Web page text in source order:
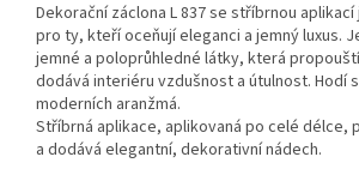
Dekorační záclona L 837 se stříbrnou
pro ty, kteří oceňují eleganci a jemný luxus.
jemné a poloprůhledné látky, která
dodává interiéru vzdušnost a útulnost. Hodí
moderních aranžmá.
Stříbrná aplikace, aplikovaná po celé délce,
a dodává elegantní, dekorativní nádech.